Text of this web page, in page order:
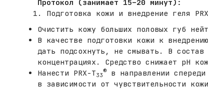
Протокол (занимает 15–20 минут):
Подготовка кожи и внедрение геля
Очистить кожу больших половых губ
В качестве подготовки кожи к
дать подсохнуть, не смывать. В состав
концентрациях. Средство снижает рН
Нанести PRX-T33
®в направлении спереди
в зависимости от чувствительности